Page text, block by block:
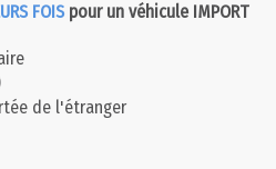
FOISpour un véhicule IMPORT
de l'étranger